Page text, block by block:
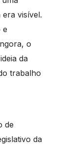
era visível.
e
o
da
trabalho
de
da